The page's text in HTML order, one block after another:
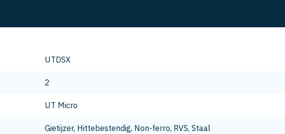
UTDSX
2
UT Micro
Gietijzer, Hittebestendig, Non-ferro, RVS, Staal